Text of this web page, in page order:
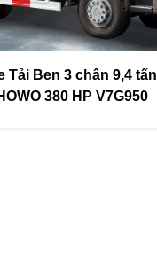
Tải Ben 3 chân 9,4 tấn
380 HP V7G950